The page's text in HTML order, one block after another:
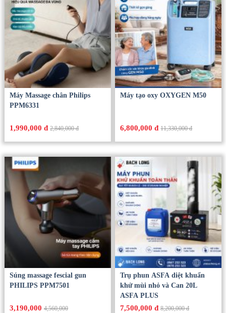
Máy Massage chân Philips
PPM6331
1,990,000 đ 2,840,000 đ
Máy tạo oxy OXYGEN M50
6,800,000 đ 11,330,000 đ
Súng massage fescial gun
PHILIPS PPM7501
3,190,0004,560,000
Trụ phun ASFA diệt khuẩn
khử mùi nhỏ và Can 20L
ASFA PLUS
7,500,000 đ 8,200,000 đ